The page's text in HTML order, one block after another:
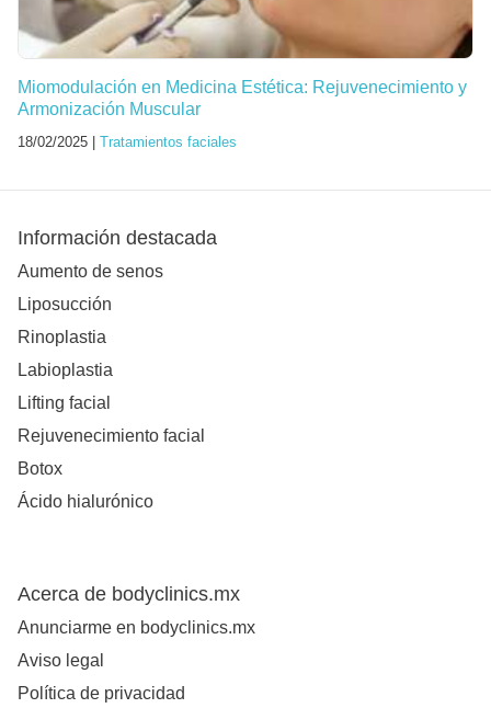
Miomodulación en Medicina Estética: Rejuvenecimiento y
Armonización Muscular
18/02/2025 | Tratamientos faciales
Información destacada
Aumento de senos
Liposucción
Rinoplastia
Labioplastia
Lifting facial
Rejuvenecimiento facial
Botox
Ácido hialurónico
Acerca de bodyclinics.mx
Anunciarme en bodyclinics.mx
Aviso legal
Política de privacidad